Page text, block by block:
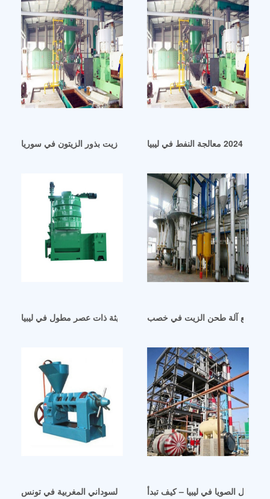
معصرة زيت بذور الزيتون في سوريا
معصرة زيت حلزونية حديثة ذات عصر مطول في ليبيابائع صانع آلة طحن الزيت في خصب
معصرة زيت الفول السوداني المغربية في تونسفول الصويا في ليبيا – كيف تبدأ